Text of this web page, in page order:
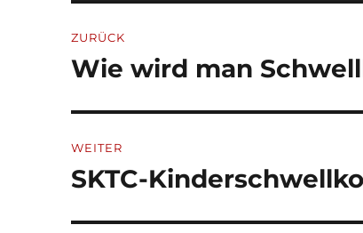
ZURÜCK
Vorheriger
Wie wird man
WEITER
Nächster
SKTC-